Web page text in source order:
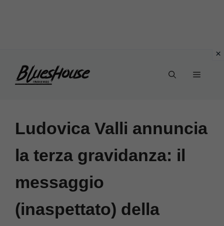
Menu
Ludovica Valli annuncia
la terza gravidanza: il
messaggio
(inaspettato) della